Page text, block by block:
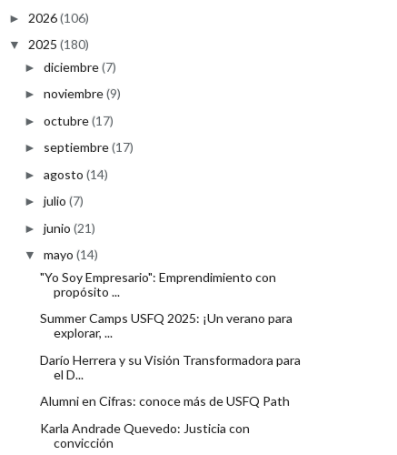
► 2026(106)
▼ 2025 (180)
► diciembre(7)
► noviembre(9)
► octubre(17)
► septiembre(17)
► agosto (14)
► julio (7)
► junio (21)
▼ mayo (14)
"Yo Soy Empresario": Emprendimiento con
propósito ...
Summer Camps USFQ 2025: ¡Un verano para
explorar, ...
Darío Herrera y su Visión Transformadora para
el D...
Alumni en Cifras: conoce más de USFQ Path
Karla Andrade Quevedo: Justicia con
convicción